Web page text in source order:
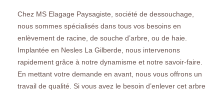
Chez MS Elagage Paysagiste, société de dessouchage,
nous sommes spécialisés dans tous vos besoins en
enlèvement de racine, de souche d’arbre, ou de haie.
Implantée en Nesles La Gilberde, nous intervenons
rapidement grâce à notre dynamisme et notre savoir-faire.
En mettant votre demande en avant, nous vous offrons un
travail de qualité. Si vous avez le besoin d’enlever cet arbre